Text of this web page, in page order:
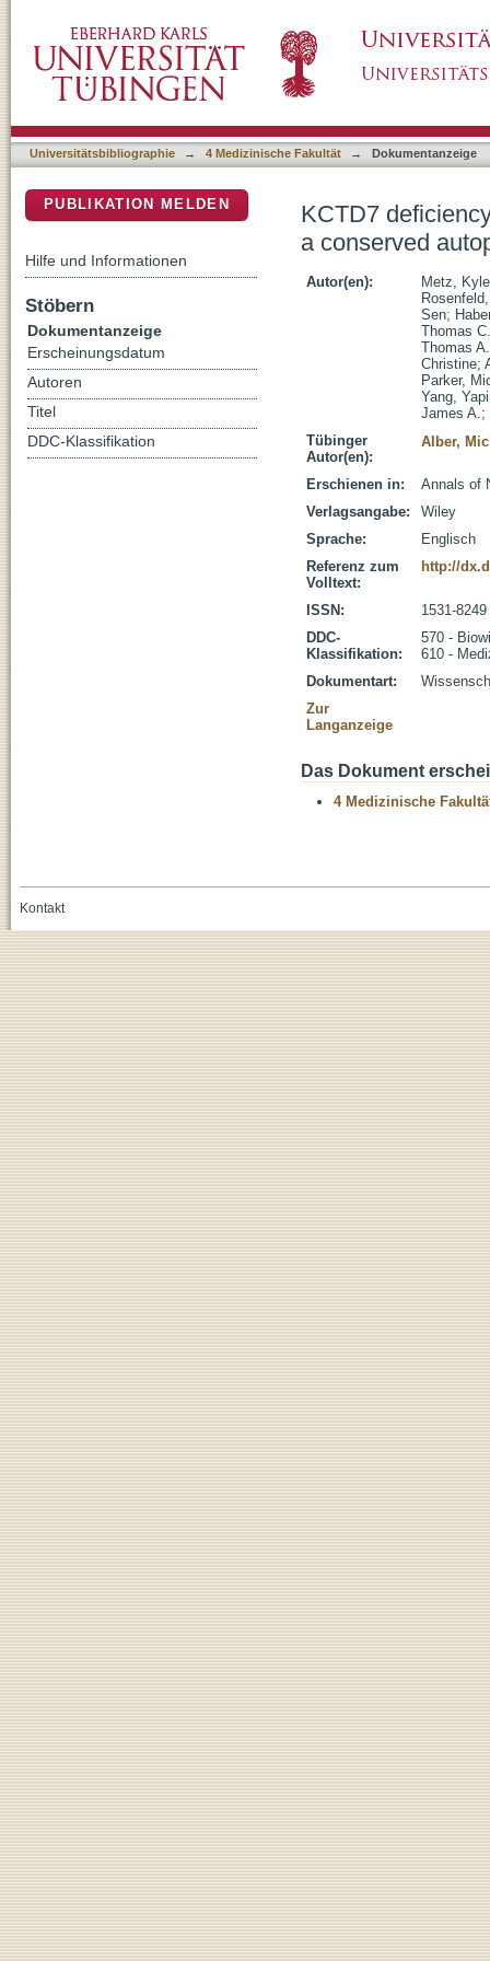
lysosome defect
Universitätsbibliographie → 4 Medizinische Fakultät → Dokumentanzeige
KCTD7
a conserved
Autor(en):
Metz,
Sen;
Thomas C.
Thomas A.
Christine;
Parker,
Yang,
James A.;
Tübinger
Autor(en):
Alber,
Erschienen in:
Annals of
Verlagsangabe:
Wiley
Sprache:
Englisch
Referenz zum
Volltext:
http://
ISSN:
1531-8249
DDC-
Klassifikation:
570 -
610 -
Dokumentart:
Zur
Langanzeige
Das Dokument
4 Medizinische
PUBLIKATION MELDEN
Hilfe und Informationen
Stöbern
Dokumentanzeige
Erscheinungsdatum
Autoren
Titel
DDC-Klassifikation
Kontakt